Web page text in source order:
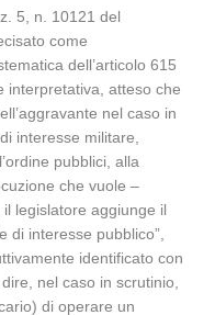
5, n. 10121 del
come
dell’articolo 615
interpretativa, atteso che
nel caso in
interesse militare,
pubblici, alla
che vuole –
legislatore aggiunge il
di interesse pubblico”,
identificato con
nel caso in scrutinio,
di operare un